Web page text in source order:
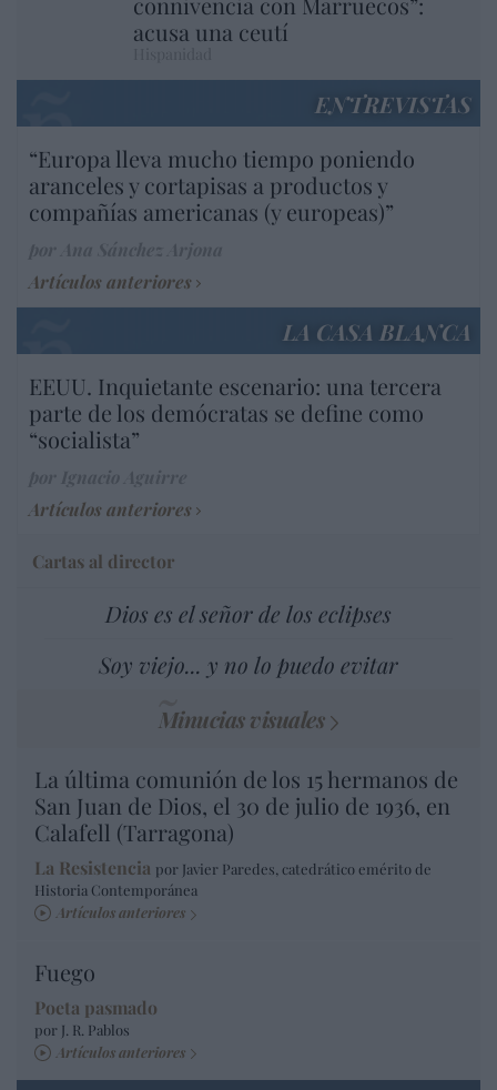
acusa una ceutí
ENTREVISTAS
“Europa lleva mucho tiempo poniendo
aranceles y cortapisas a productos y
compañías americanas (y europeas)”
Artículos anteriores
LA CASA BLANCA
EEUU. Inquietante escenario: una tercera
parte de los demócratas se define como
“socialista”
Artículos anteriores
Cartas al director
Dios es el señor de los eclipses
Soy viejo... y no lo puedo evitar
Minucias visuales
La última comunión de los 15 hermanos de
San Juan de Dios, el 30 de julio de 1936, en
Calafell (Tarragona)
La Resistencia por Javier Paredes, catedrático emérito de
Historia Contemporánea
Artículos anteriores
Fuego
Poeta pasmado
por J. R. Pablos
Artículos anteriores